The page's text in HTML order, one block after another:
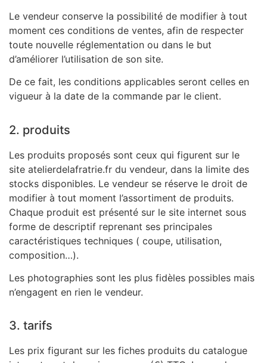
Le vendeur conserve la possibilité de modifier à tout
moment ces conditions de ventes, afin de respecter
toute nouvelle réglementation ou dans le but
d’améliorer l’utilisation de son site.
De ce fait, les conditions applicables seront celles en
vigueur à la date de la commande par le client.
2. produits
Les produits proposés sont ceux qui figurent sur le
site atelierdelafratrie.fr du vendeur, dans la limite des
stocks disponibles. Le vendeur se réserve le droit de
modifier à tout moment l’assortiment de produits.
Chaque produit est présenté sur le site internet sous
forme de descriptif reprenant ses principales
caractéristiques techniques ( coupe, utilisation,
composition…).
Les photographies sont les plus fidèles possibles mais
n’engagent en rien le vendeur.
3. tarifs
Les prix figurant sur les fiches produits du catalogue